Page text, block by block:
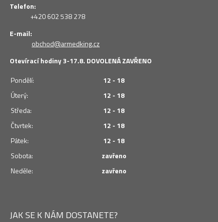
Telefon:
+420 602 538 278
E-mail:
obchod@armedking.cz
Otevírací hodiny 3-17.8. DOVOLENÁ ZAVŘENO
Pondělí:
12 - 18
Úterý:
12 - 18
Středa:
12 - 18
Čtvrtek:
12 - 18
Pátek:
12 - 18
Sobota:
zavřeno
Neděle:
zavřeno
JAK SE K NÁM DOSTANETE?